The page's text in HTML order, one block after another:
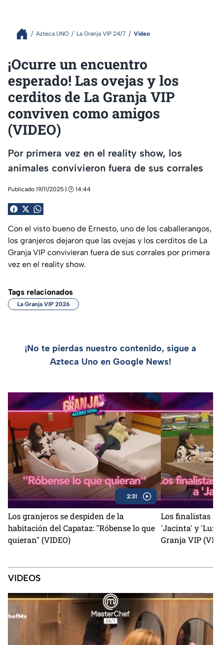
Azteca UNO La Granja VIP 24/7 Video
¡Ocurre un encuentro
esperado! Las ovejas y los
cerditos de La Granja VIP
conviven como amigos
(VIDEO)
Por primera vez en el reality show, los
animales convivieron fuera de sus corrales
Publicado 19/11/2025 | 🕑 14:44
Con el visto bueno de Ernesto, uno de los caballerangos,
los granjeros dejaron que las ovejas y los cerditos de La
Granja VIP convivieran fuera de sus corrales por primera
vez en el reality show.
Tags relacionados
La Granja VIP 2026
¡No te pierdas nuestro contenido, sigue a
Azteca Uno en Google News!
2:31
Los granjeros se despiden de la
habitación del Capataz: "Róbense lo que
quieran" (VIDEO)
Los finalistas
'Jacinta' y
Granja VIP
VIDEOS